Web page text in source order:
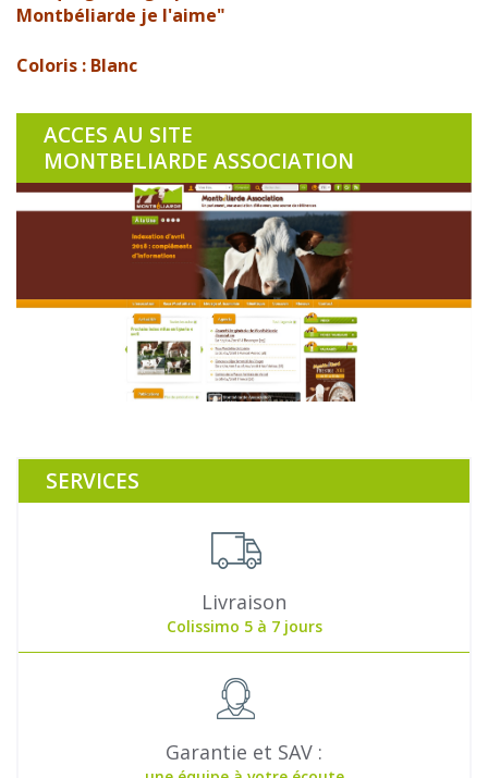
Montbéliarde je l'aime"
Coloris : Blanc
ACCES AU SITE
MONTBELIARDE ASSOCIATION
SERVICES
Livraison
Colissimo 5 à 7 jours
Garantie et SAV :